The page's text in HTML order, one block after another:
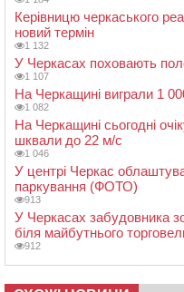
Керівницю черкаського
новий термін
1 132
У Черкасах поховають
1 107
На Черкащині виграли 1
1 082
На Черкащині сьогодні
шквали до 22 м/с
1 046
У центрі Черкас
паркування (ФОТО)
913
У Черкасах забудовника
біля майбутнього
912